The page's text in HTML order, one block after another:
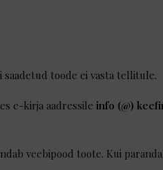
toode ei vasta tellitule.
e-kirja aadressile info (@)
veebipood toote. Kui